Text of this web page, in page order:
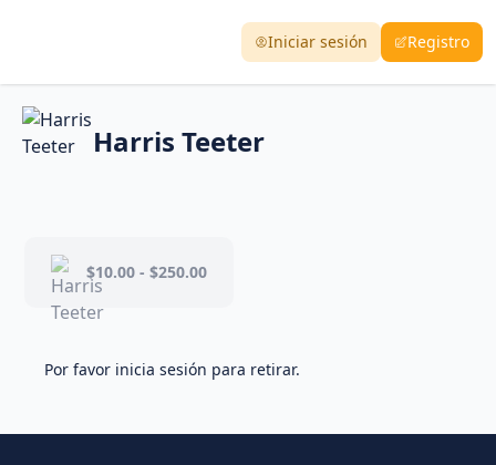
Iniciar sesión Registro
Harris Teeter
$10.00 - $250.00
Por favor inicia sesión para retirar.